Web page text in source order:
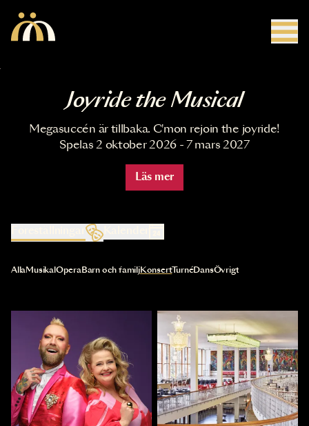
Joyride the Musical
Megasuccén är tillbaka. C'mon rejoin the joyride!
Spelas 2 oktober 2026 - 7 mars 2027
Läs mer
Kalender
Val av kategori uppdaterar innehållet automatiskt
AllaMusikal OperaBarn och familjKonsertTurnéDansÖvrigt